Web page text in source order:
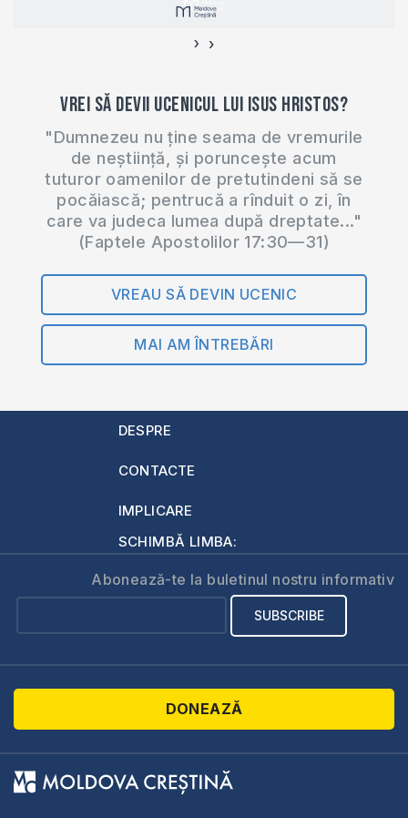
‹ ›
Vrei să devii ucenicul lui Isus Hristos?
"Dumnezeu nu ține seama de vremurile
de neștiință, și poruncește acum
tuturor oamenilor de pretutindeni să se
pocăiască; pentrucă a rînduit o zi, în
care va judeca lumea după dreptate..."
(Faptele Apostolilor 17:30—31)
VREAU SĂ DEVIN UCENIC
MAI AM ÎNTREBĂRI
DESPRE
CONTACTE
IMPLICARE
SCHIMBĂ LIMBA:
Abonează-te la buletinul nostru informativ
DONEAZĂ